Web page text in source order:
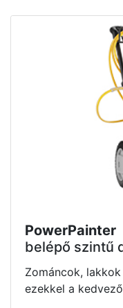
PowerPainter
belépő szintű
Zománcok,
ezekkel a